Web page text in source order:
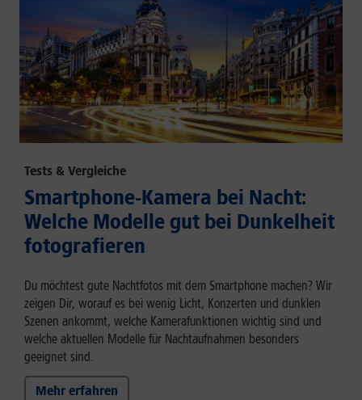
Tests & Vergleiche
Smartphone-Kamera bei Nacht:
Welche Modelle gut bei Dunkelheit
fotografieren
Du möchtest gute Nachtfotos mit dem Smartphone machen? Wir
zeigen Dir, worauf es bei wenig Licht, Konzerten und dunklen
Szenen ankommt, welche Kamerafunktionen wichtig sind und
welche aktuellen Modelle für Nachtaufnahmen besonders
geeignet sind.
Mehr erfahren